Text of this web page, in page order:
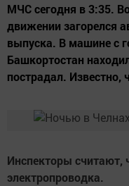
МЧС сегодня в 3:35.
движении загорелся
выпуска. В машине с
Башкортостан
пострадал. Известно,
Инспекторы считают,
электропроводка.